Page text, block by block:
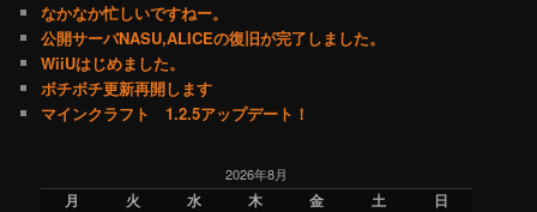
なかなか忙しいですねー。
公開サーバNASU,ALICEの復旧が完了しました。
WiiUはじめました。
ボチボチ更新再開します
マインクラフト 1.2.5アップデート！
2026年8月
月 火 水 木 金 土 日